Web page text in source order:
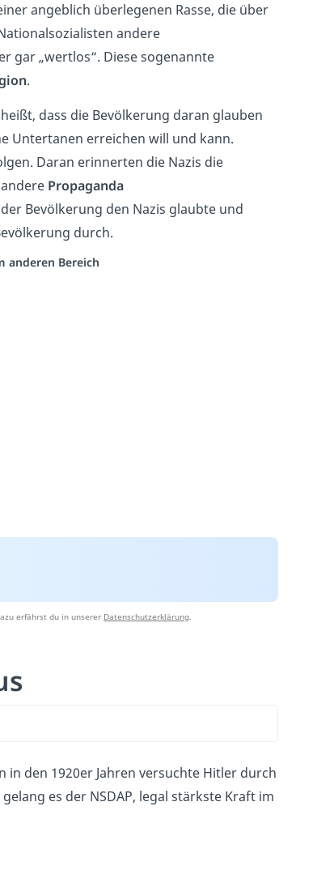
angeblich überlegenen Rasse, die über
andere
gar „wertlos“. Diese sogenannte
.
heißt, dass die Bevölkerung daran glauben
Untertanen erreichen will und kann.
Daran erinnerten die Nazis die
Propaganda
Bevölkerung den Nazis glaubte und
durch.
anderen Bereich
erfährst du in unserer Datenschutzerklärung
den 1920er Jahren versuchte Hitler durch
gelang es der NSDAP, legal stärkste Kraft im